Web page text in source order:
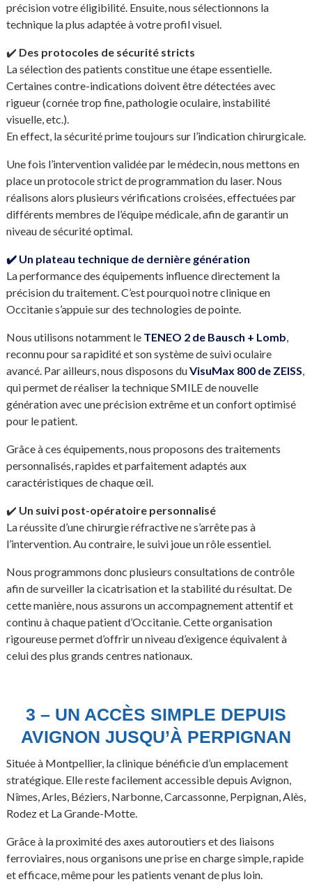
précision votre éligibilité. Ensuite, nous sélectionnons la
technique la plus adaptée à votre profil visuel.
✔️ Des protocoles de sécurité stricts
La sélection des patients constitue une étape essentielle.
Certaines contre-indications doivent être détectées avec
rigueur (cornée trop fine, pathologie oculaire, instabilité
visuelle, etc.).
En effect, la sécurité prime toujours sur l’indication chirurgicale.
Une fois l’intervention validée par le médecin, nous mettons en
place un protocole strict de programmation du laser. Nous
réalisons alors plusieurs vérifications croisées, effectuées par
différents membres de l’équipe médicale, afin de garantir un
niveau de sécurité optimal.
✔️ Un plateau technique de dernière génération
La performance des équipements influence directement la
précision du traitement. C’est pourquoi notre clinique en
Occitanie s’appuie sur des technologies de pointe.
Nous utilisons notamment le TENEO 2de Bausch + Lomb,
reconnu pour sa rapidité et son système de suivi oculaire
avancé. Par ailleurs, nous disposons duVisuMax 800de ZEISS,
qui permet de réaliser la technique SMILE de nouvelle
génération avec une précision extrême et un confort optimisé
pour le patient.
Grâce à ces équipements, nous proposons des traitements
personnalisés, rapides et parfaitement adaptés aux
caractéristiques de chaque œil.
✔️ Un suivi post-opératoire personnalisé
La réussite d’une chirurgie réfractive ne s’arrête pas à
l’intervention. Au contraire, le suivi joue un rôle essentiel.
Nous programmons donc plusieurs consultations de contrôle
afin de surveiller la cicatrisation et la stabilité du résultat. De
cette manière, nous assurons un accompagnement attentif et
continu à chaque patient d’Occitanie. Cette organisation
rigoureuse permet d’offrir un niveau d’exigence équivalent à
celui des plus grands centres nationaux.
3 – UN ACCÈS SIMPLE DEPUIS
AVIGNON JUSQU’À PERPIGNAN
Située à Montpellier, la clinique bénéficie d’un emplacement
stratégique. Elle reste facilement accessible depuis Avignon,
Nîmes, Arles, Béziers, Narbonne, Carcassonne, Perpignan, Alès,
Rodez et La Grande-Motte.
Grâce à la proximité des axes autoroutiers et des liaisons
ferroviaires, nous organisons une prise en charge simple, rapide
et efficace, même pour les patients venant de plus loin.